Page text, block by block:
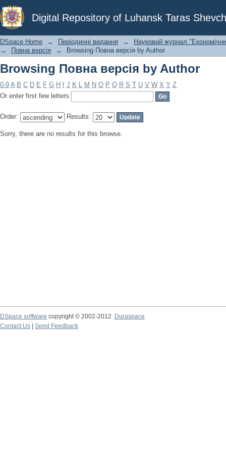
Digital Repository of Luhansk Taras
Browsing Повна версія by Author
DSpace Home → Періодичні видання →
Науковий журнал
→
Повна версія → Browsing Повна версія by Author
Browsing Повна версія by Author
0-9 A B C D E F G H J K L M N O P Q R S T U V W X Y Z
Or enter first few letters:
Order: Results:
Sorry, there are no results for this browse.
DSpace software copyright © 2002-2012
Duraspace
Contact Us
Send Feedback